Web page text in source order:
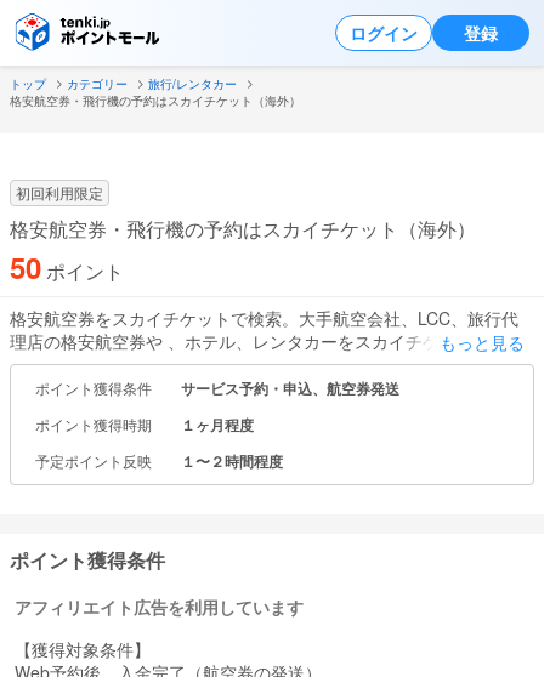
ログイン 登録
トップ カテゴリー
旅行/レンタカー
格安航空券・飛行機の予約はスカイチケット（海外）
初回利用限定
格安航空券・飛行機の予約はスカイチケット（海外）
50ポイント
格安航空券をスカイチケットで検索。大手航空会社、LCC、旅行代
理店の格安航空券や 、ホテル、レンタカーをスカイチケットで簡単
に検索比較。
もっと見る
ポイント獲得条件 サービス予約・申込、航空券発送
ポイント獲得時期 １ヶ月程度
予定ポイント反映 １〜２時間程度
ポイント獲得条件
アフィリエイト広告を利用しています
【獲得対象条件】